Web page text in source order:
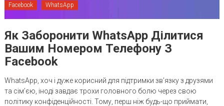
Facebook WhatsApp
Як Заборонити WhatsApp Ділитися
Вашим Номером Телефону З
Facebook
WhatsApp, хоч і дуже корисний для підтримки зв’язку з друзями
та сім’єю, іноді завдає трохи головного болю через свою
політику конфіденційності. Тому, перш ніж будь-що приймати,